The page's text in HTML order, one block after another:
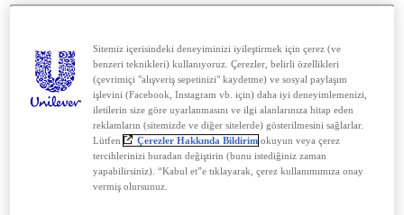
· Başınız ve omuzlarınız da dahil
olmak üzere ayak ucunuza doğru
olabildiğince eğilin.
· Ayak parmaklarınızın uçlarına
Sitemiz içerisindeki deneyiminizi iyileştirmek için çerez (ve
benzeri teknikleri) kullanıyoruz. Çerezler, belirli özellikleri
(çevrimiçi "alışveriş sepetinizi" kaydetme) ve sosyal paylaşım
işlevini (Facebook, Instagram vb. için) daha iyi deneyimlemenizi,
iletilerin size göre uyarlanmasını ve ilgi alanlarınıza hitap eden
reklamların (sitemizde ve diğer sitelerde) gösterilmesini sağlarlar.
Lütfen
Çerezler Hakkında Bildirim okuyun veya çerez
tercihlerinizi buradan değiştirin (bunu istediğiniz zaman
yapabilirsiniz). “Kabul et”e tıklayarak, çerez kullanımımıza onay
vermiş olursunuz.